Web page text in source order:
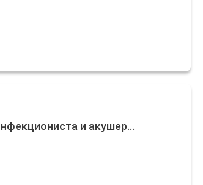
и акушер...